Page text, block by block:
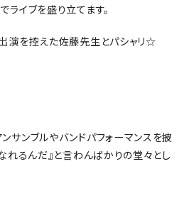
ライブを盛り立てます。
演を控えた佐藤先生とパシャリ☆
サンブルやバンドパフォーマンスを披
れるんだ』と言わんばかりの堂々とし